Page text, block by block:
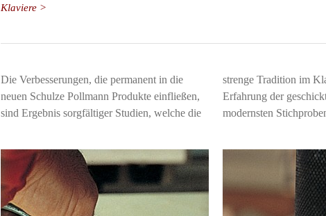
Klaviere >
Die Verbesserungen, die permanent in die
neuen Schulze Pollmann Produkte einfließen,
sind Ergebnis sorgfältiger Studien, welche die
strenge Tradition im
Erfahrung der
modernsten